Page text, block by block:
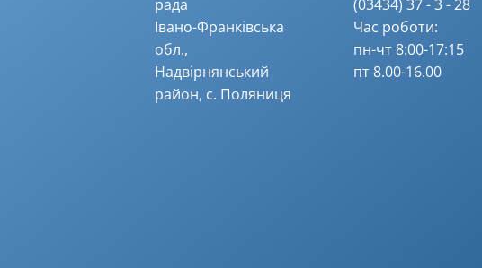
рада
Івано-Франківська
обл.,
Надвірнянський
район, с. Поляниця
(03434) 37 - 3 - 28
Час роботи:
пн-чт 8:00-17:15
пт 8.00-16.00